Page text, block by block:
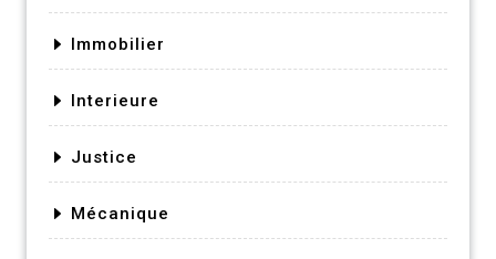
Immobilier
Interieure
Justice
Mécanique